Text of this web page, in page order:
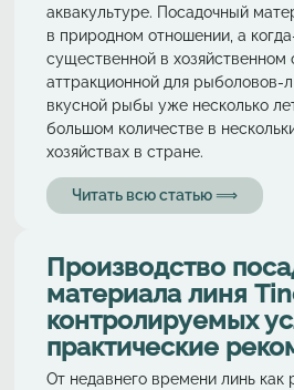
аквакультуре. Посадочный
в природном отношении, а
существенной в хозяйственном
аттракционной для рыболовов­-
вкусной рыбы уже несколько
большом количестве в
хозяйствах в стране.
Читать всю статью ⟹
Производство
материала линя
контролируемых
практические
От недавнего времени линь как